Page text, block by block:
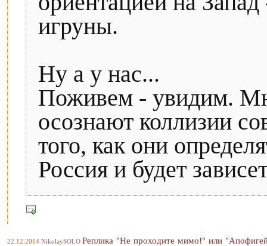
игруны.
Ну а у нас...
Поживем - увидим.
осознают коллизии
того, как они
Россия и будет
22.12.2014 NikolaySOLO Реплика "Не проходите мимо!" или